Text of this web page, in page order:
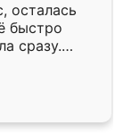
осталась
быстро
сразу.
к
Собрали
даже